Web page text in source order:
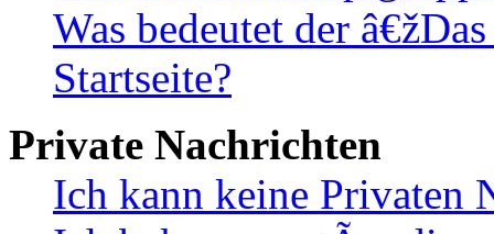
Was bedeutet der
Startseite?
Private Nachrichten
Ich kann keine Privaten